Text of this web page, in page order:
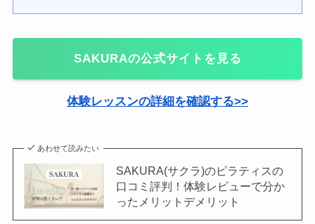
SAKURAの公式サイトを見る
体験レッスンの詳細を確認する>>
あわせて読みたい
SAKURA(サクラ)のピラティスの
口コミ評判！体験レビューで分か
ったメリットデメリット